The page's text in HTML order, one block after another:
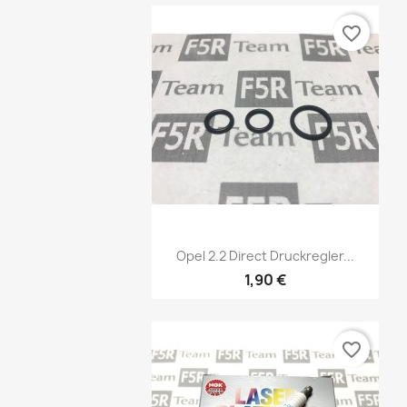
Vorschau
Opel 2.2 Direct Druckregler...
1,90 €
favorite_border
favorite_border